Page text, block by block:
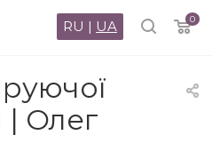
0
RU | UA
| Олег